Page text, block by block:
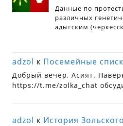
adzol к Посемейные
Добрый вечер, Асият.
https://t.me/zolka_chat
adzol к История